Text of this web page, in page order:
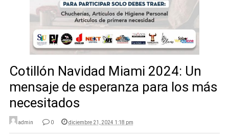
Cotillón Navidad Miami 2024: Un
mensaje de esperanza para los más
necesitados
admin 0 diciembre 21, 2024 1:18 pm